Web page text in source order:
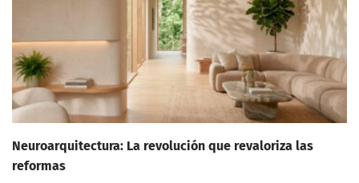
Neuroarquitectura: La revolución que revaloriza las
reformas